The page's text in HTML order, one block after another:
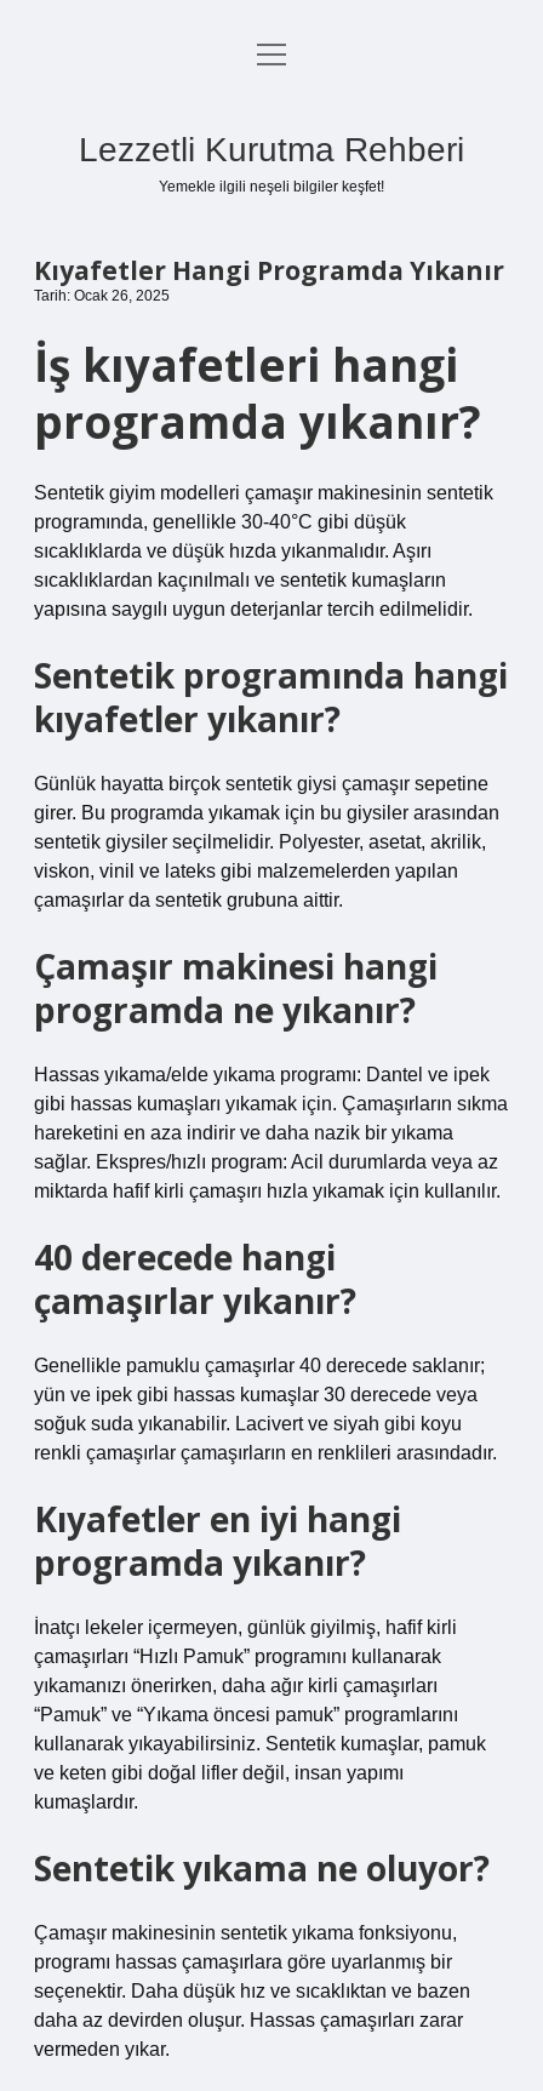
Anasayfa
menüyü
Lezzetli Kurutma Rehberi
Yemekle ilgili neşeli bilgiler keşfet!
Kıyafetler Hangi Programda Yıkanır
Tarih: Ocak 26, 2025
İş kıyafetleri hangi
programda yıkanır?
Sentetik giyim modelleri çamaşır makinesinin sentetik
programında, genellikle 30-40°C gibi düşük
sıcaklıklarda ve düşük hızda yıkanmalıdır. Aşırı
sıcaklıklardan kaçınılmalı ve sentetik kumaşların
yapısına saygılı uygun deterjanlar tercih edilmelidir.
Sentetik programında hangi
kıyafetler yıkanır?
Günlük hayatta birçok sentetik giysi çamaşır sepetine
girer. Bu programda yıkamak için bu giysiler arasından
sentetik giysiler seçilmelidir. Polyester, asetat, akrilik,
viskon, vinil ve lateks gibi malzemelerden yapılan
çamaşırlar da sentetik grubuna aittir.
Çamaşır makinesi hangi
programda ne yıkanır?
Hassas yıkama/elde yıkama programı: Dantel ve ipek
gibi hassas kumaşları yıkamak için. Çamaşırların sıkma
hareketini en aza indirir ve daha nazik bir yıkama
sağlar. Ekspres/hızlı program: Acil durumlarda veya az
miktarda hafif kirli çamaşırı hızla yıkamak için kullanılır.
40 derecede hangi
çamaşırlar yıkanır?
Genellikle pamuklu çamaşırlar 40 derecede saklanır;
yün ve ipek gibi hassas kumaşlar 30 derecede veya
soğuk suda yıkanabilir. Lacivert ve siyah gibi koyu
renkli çamaşırlar çamaşırların en renklileri arasındadır.
Kıyafetler en iyi hangi
programda yıkanır?
İnatçı lekeler içermeyen, günlük giyilmiş, hafif kirli
çamaşırları “Hızlı Pamuk” programını kullanarak
yıkamanızı önerirken, daha ağır kirli çamaşırları
“Pamuk” ve “Yıkama öncesi pamuk” programlarını
kullanarak yıkayabilirsiniz. Sentetik kumaşlar, pamuk
ve keten gibi doğal lifler değil, insan yapımı
kumaşlardır.
Sentetik yıkama ne oluyor?
Çamaşır makinesinin sentetik yıkama fonksiyonu,
programı hassas çamaşırlara göre uyarlanmış bir
seçenektir. Daha düşük hız ve sıcaklıktan ve bazen
daha az devirden oluşur. Hassas çamaşırları zarar
vermeden yıkar.